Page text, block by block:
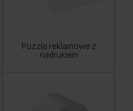
Puzzle reklamowe z
nadrukiem